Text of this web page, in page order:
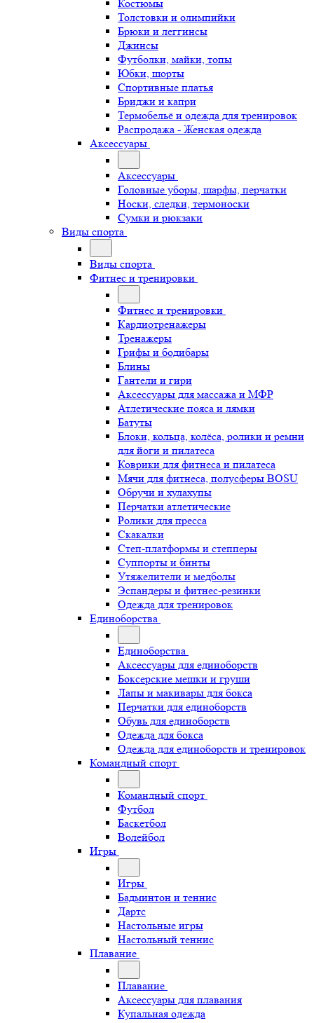
Костюмы
Толстовки и олимпийки
Брюки и леггинсы
Джинсы
Футболки, майки, топы
Юбки, шорты
Спортивные платья
Бриджи и капри
Термобельё и одежда для тренировок
Распродажа - Женская одежда
Аксессуары
Аксессуары
Головные уборы, шарфы, перчатки
Носки, следки, термоноски
Сумки и рюкзаки
Виды спорта
Виды спорта
Фитнес и тренировки
Фитнес и тренировки
Кардиотренажеры
Тренажеры
Грифы и бодибары
Блины
Гантели и гири
Аксессуары для массажа и МФР
Атлетические пояса и лямки
Батуты
Блоки, кольца, колёса, ролики и ремни
для йоги и пилатеса
Коврики для фитнеса и пилатеса
Мячи для фитнеса, полусферы BOSU
Обручи и хулахупы
Перчатки атлетические
Ролики для пресса
Скакалки
Степ-платформы и степперы
Суппорты и бинты
Утяжелители и медболы
Эспандеры и фитнес-резинки
Одежда для тренировок
Единоборства
Единоборства
Аксессуары для единоборств
Боксерские мешки и груши
Лапы и макивары для бокса
Перчатки для единоборств
Обувь для единоборств
Одежда для бокса
Одежда для единоборств и тренировок
Командный спорт
Командный спорт
Футбол
Баскетбол
Волейбол
Игры
Игры
Бадминтон и теннис
Дартс
Настольные игры
Настольный теннис
Плавание
Плавание
Аксессуары для плавания
Купальная одежда